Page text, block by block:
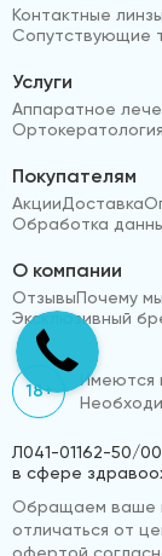
Контактные линзы
Сопутствующие
Услуги
Аппаратное
Ортокератология
Покупателям
АкцииДоставка
Обработка
О компании
ОтзывыПочему мы
Эксклюзивный
18+
Имеются
Л041-01162-50/
в сфере
Обращаем ваше
отличаться от
офертой